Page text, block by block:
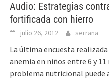
Audio: Estrategias
fortificada con hierro
julio 26, 2012 serrana
La última encuesta
anemia en niños entre 6 y 11
problema nutricional puede